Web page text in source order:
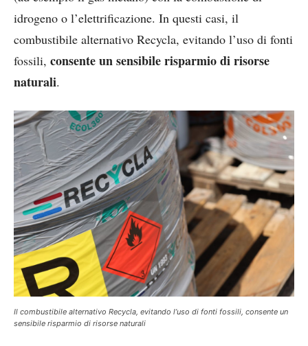
idrogeno o l’elettrificazione. In questi casi, il
combustibile alternativo Recycla, evitando l’uso di fonti
fossili, consente un sensibile risparmio di risorse
naturali.
Il combustibile alternativo Recycla, evitando l’uso di fonti fossili, consente un
sensibile risparmio di risorse naturali